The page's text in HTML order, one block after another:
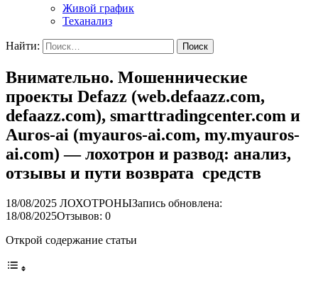
Живой график
Теханализ
Найти:
Внимательно. Мошеннические
проекты Defazz (web.defaazz.com,
defaazz.com), smarttradingcenter.com и
Auros-ai (myauros-ai.com, my.myauros-
ai.com) — лохотрон и развод: анализ,
отзывы и пути возврата средств
18/08/2025 ЛОХОТРОНЫЗапись обновлена:
18/08/2025Отзывов: 0
Открой содержание статьи